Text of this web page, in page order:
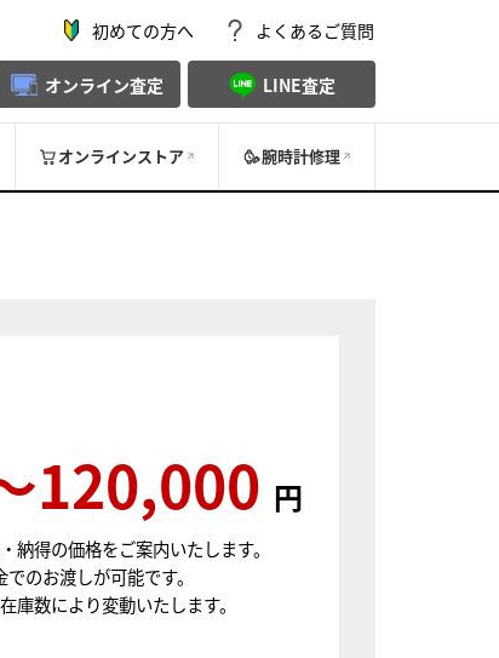
初めての方へ よくあるご質問
オンライン査定 LINE査定
オンラインストア 腕時計修理
120,000 円
納得の価格をご案内いたします。
のお渡しが可能です。
数により変動いたします。